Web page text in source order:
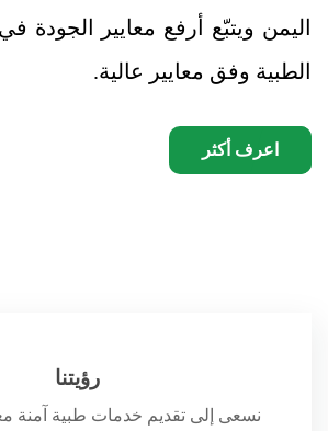
اليمن ويتبّع أرفع معايير الجودة
الطبية وفق معايير عالية.
اعرف أكثر
رؤيتنا
نسعى إلى تقديم خدمات طبية آمنة